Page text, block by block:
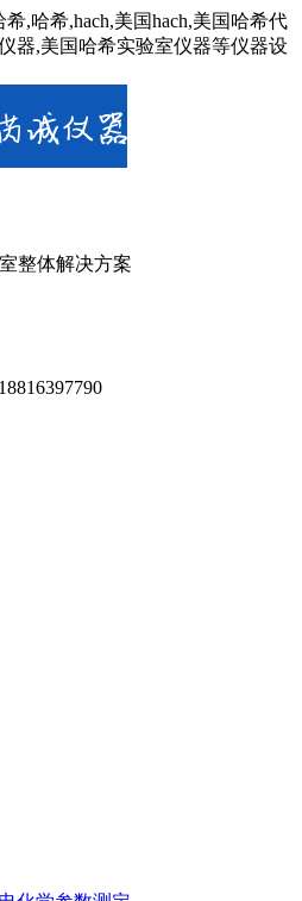
,哈希,hach,美国hach,美国哈希代
器,美国哈希实验室仪器等仪器设
整体解决方案
18816397790